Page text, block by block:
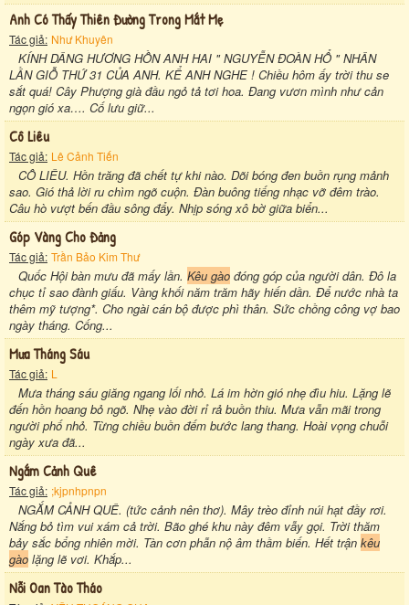
Anh Có Thấy Thiên Đường Trong Mắt Mẹ
Tác giả: Như Khuyên
KÍNH DÂNG HƯƠNG HỒN ANH HAI " NGUYỄN ĐOÀN HỔ " NHÂN
LẦN GIỖ THỨ 31 CỦA ANH. KỂ ANH NGHE ! Chiều hôm ấy trời thu se
sắt quá! Cây Phượng già đầu ngỏ tả tơi hoa. Đang vươn mình như cản
ngọn gió xa…. Cố lưu giữ...
Cô Liêu
Tác giả: Lê Cảnh Tiến
CÔ LIÊU. Hồn trăng đã chết tự khi nào. Dõi bóng đen buồn rụng mảnh
sao. Gió thả lời ru chìm ngõ cuộn. Đàn buông tiếng nhạc vỡ đêm trào.
Câu hò vượt bến đầu sông đẩy. Nhịp sóng xô bờ giữa biển...
Góp Vàng Cho Đảng
Tác giả: Trần Bảo Kim Thư
Quốc Hội bàn mưu đã mấy lần. Kêu gào đóng góp của người dân. Đô la
chục tỉ sao đành giấu. Vàng khối năm trăm hãy hiến dần. Để nước nhà ta
thêm mỹ tượng*. Cho ngài cán bộ được phì thân. Sức chồng công vợ bao
ngày tháng. Cống...
Mưa Tháng Sáu
Tác giả: L
Mưa tháng sáu giăng ngang lối nhỏ. Lá im hờn gió nhẹ đìu hiu. Lặng lẽ
đến hồn hoang bỏ ngõ. Nhẹ vào đời rỉ rả buồn thiu. Mưa vẫn mãi trong
người phố nhỏ. Từng chiều buồn đếm bước lang thang. Hoài vọng chuỗi
ngày xưa đã...
Ngắm Cảnh Quê
Tác giả: ;kjpnhpnpn
NGẮM CẢNH QUÊ. (tức cảnh nên thơ). Mây trèo đỉnh núi hạt đầy rơi.
Nắng bỏ tìm vui xám cả trời. Bão ghé khu này đêm vẫy gọi. Trời thăm
bảy sắc bổng nhiên mời. Tàn cơn phẫn nộ âm thầm biến. Hết trận kêu
gào lặng lẽ vơi. Khắp...
Nỗi Oan Tào Tháo